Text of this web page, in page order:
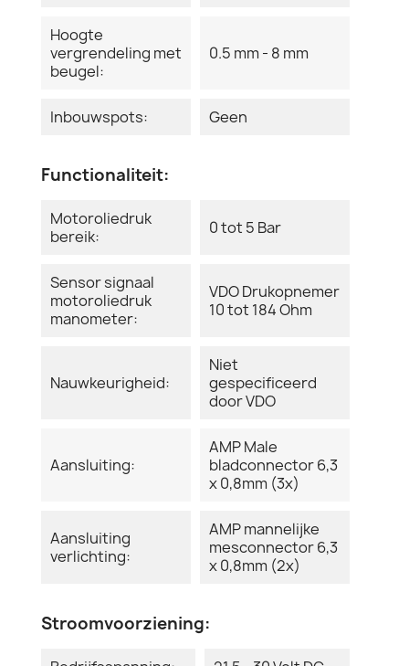
Hoogte
vergrendeling met
beugel:
0.5 mm - 8 mm
Inbouwspots: Geen
Functionaliteit:
Motoroliedruk
bereik:
0 tot 5 Bar
Sensor signaal
motoroliedruk
manometer:
VDO Drukopnemer
10 tot 184 Ohm
Nauwkeurigheid:
Niet
gespecificeerd
door VDO
Aansluiting:
AMP Male
bladconnector 6,3
x 0,8mm (3x)
Aansluiting
verlichting:
AMP mannelijke
mesconnector 6,3
x 0,8mm (2x)
Stroomvoorziening: